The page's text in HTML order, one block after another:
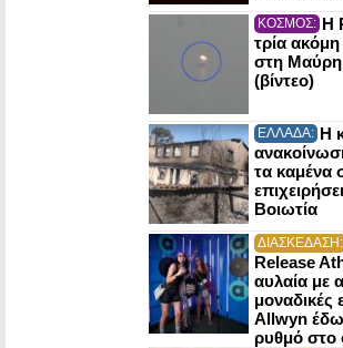
ΚΟΣΜΟΣ: Η
τρία
στη
(βίντεο)
ΕΛΛΑΔΑ: Η
τα καμένα
Βοιωτία
ΔΙΑΣΚΕΔΑΣΗ:
Release
αυλαία με
μοναδικές
Allwyn
ρυθμό στο